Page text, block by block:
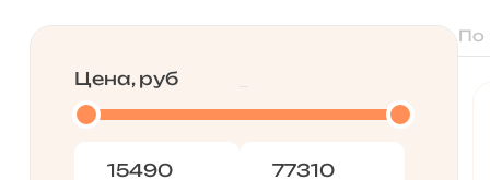
Цена, руб
По